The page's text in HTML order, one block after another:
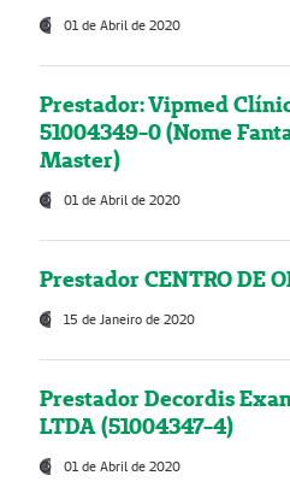
01 de Abril de 2020
Prestador: Vipmed
51004349-0 (Nome
Master)
01 de Abril de 2020
Prestador CENTRO DE
15 de Janeiro de 2020
Prestador Decordis
LTDA (51004347-4)
01 de Abril de 2020